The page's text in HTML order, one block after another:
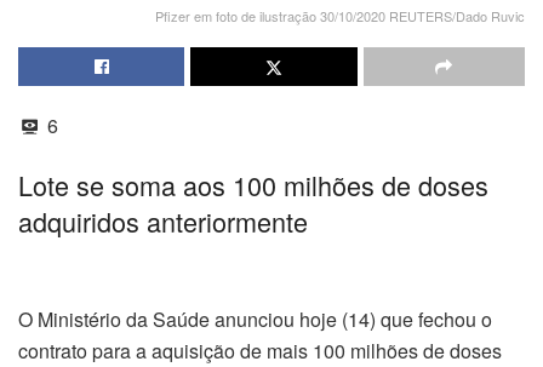
Pfizer em foto de ilustração 30/10/2020 REUTERS/Dado Ruvic
6
Lote se soma aos 100 milhões de doses
adquiridos anteriormente
O Ministério da Saúde anunciou hoje (14) que fechou o
contrato para a aquisição de mais 100 milhões de doses